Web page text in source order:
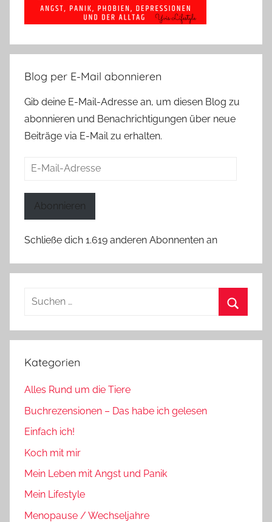
Blog per E-Mail abonnieren
Gib deine E-Mail-Adresse an, um diesen Blog zu
abonnieren und Benachrichtigungen über neue
Beiträge via E-Mail zu erhalten.
E-
Abonnieren
Schließe dich 1.619 anderen Abonnenten an
Suchen
Kategorien
Alles Rund um die Tiere
Buchrezensionen – Das habe ich gelesen
Einfach ich!
Koch mit mir
Mein Leben mit Angst und Panik
Mein Lifestyle
Menopause / Wechseljahre